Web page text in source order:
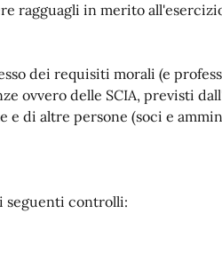
ragguagli in merito
dei requisiti morali (e
ovvero delle SCIA, previsti
e di altre persone (soci e
seguenti controlli: